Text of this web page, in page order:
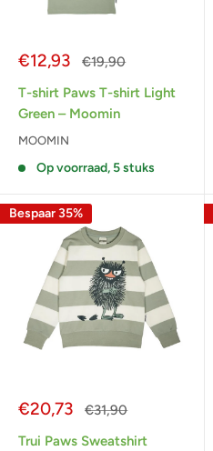
Actieprijs
€12,93
Normale
€19,90
T-shirt Paws T-shirt Light
Green – Moomin
MOOMIN
Op voorraad, 5 stuks
Bespaar 35%
Actieprijs
€20,73
Normale
€31,90
Trui Paws Sweatshirt